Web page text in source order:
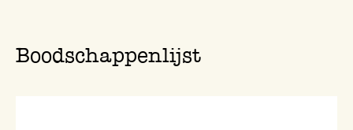
Boodschappenlijst